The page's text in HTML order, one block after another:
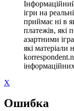
ігри на
приймає ні в
платежів, які
азартними
які матеріали
X
Ошибка